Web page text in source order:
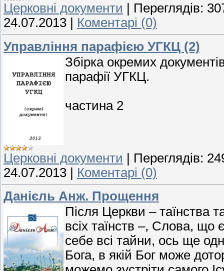
Церковні документи Переглядів:
24.07.2013
Коментарі (0)
Управління парафією УГКЦ (2)
Збірка окремих
парафії УГКЦ.
частина 2
Церковні документи | Переглядів:
24.07.2013 | Коментарі (0)
Данієль Анж. Прощення
Після Церкви – таїнства
всіх таїнств –, Слова,
себе всі тайни, ось ще
Бога, в якій Бог може